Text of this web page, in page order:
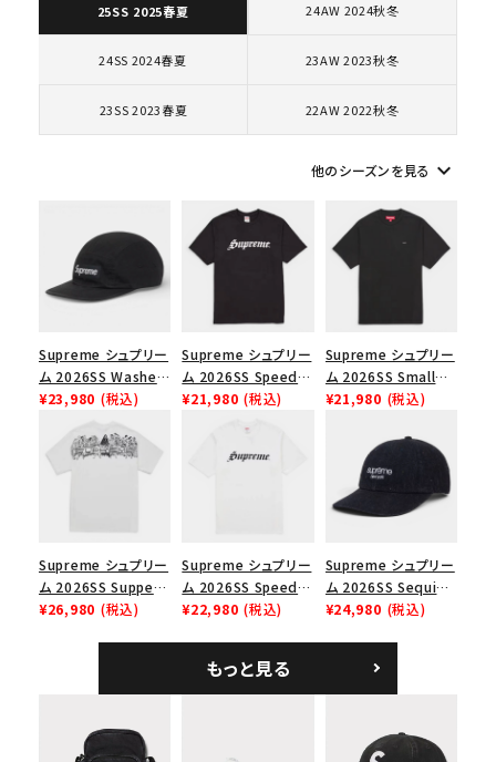
コラボレーションブランドから探す
価格から探す
在庫のない商品を表示する
絞り込んで検索する
25SS 2025春夏 24AW 2024秋冬
24SS 2024春夏 23AW 2023秋冬
23SS 2023春夏 22AW 2022秋冬
他のシーズンを見る keyboard_arrow_down
Supreme シュプリー
ム 2026SS Washed
Chino Twill Camp
Cap ウォッシュド チ
ノツイル キャンプキャ
ップ ブラック
¥23,980 (税込)
Supreme シュプリー
ム 2026SS Speed
Tee スピードTシャツ
¥21,980 (税込)
Supreme シュプリー
ム 2026SS Small
Box Tee スモールボ
¥21,980 (税込)
Supreme シュプリー
ム 2026SS Supper
Tee サパーTシャツ
¥26,980 (税込)
Supreme シュプリー
ム 2026SS Speed
Tee スピードTシャツ
¥22,980 (税込)
Supreme シュプリー
ム 2026SS Sequin
Denim Classic
シックロゴ 6パネルキ
ャップ ブラック
¥24,980 (税込)
もっと見る